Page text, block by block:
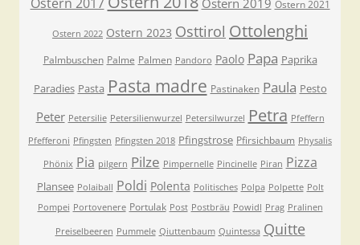
Ostern 2019 Ostern 2021
Ostern 2022 Ostern 2023 Osttirol Ottolenghi
Palmbuschen Palme Palmen Pandoro Paolo Papa Paprika
Paradies Pasta Pasta madre Pastinaken Paula Pesto
Peter Petersilie Petersilienwurzel Petersilwurzel Petra Pfeffern
Pfefferoni Pfingsten Pfingsten 2018 Pfingstrose Pfirsichbaum Physalis
Phönix Pia pilgern Pilze Pimpernelle Pincinelle Piran Pizza
Plansee Polaiball Poldi Polenta Politisches Polpa Polpette Polt
Pompei Portovenere Portulak Post Postbräu Powidl Prag Pralinen
Preiselbeeren Pummele Qiuttenbaum Quintessa Quitte